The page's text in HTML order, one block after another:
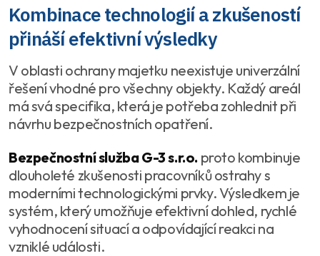
Kombinace technologií a zkušeností
přináší efektivní výsledky
V oblasti ochrany majetku neexistuje univerzální
řešení vhodné pro všechny objekty. Každý areál
má svá specifika, která je potřeba zohlednit při
návrhu bezpečnostních opatření.
Bezpečnostní služba G-3 s.r.o. proto kombinuje
dlouholeté zkušenosti pracovníků ostrahy s
moderními technologickými prvky. Výsledkem je
systém, který umožňuje efektivní dohled, rychlé
vyhodnocení situací a odpovídající reakci na
vzniklé události.